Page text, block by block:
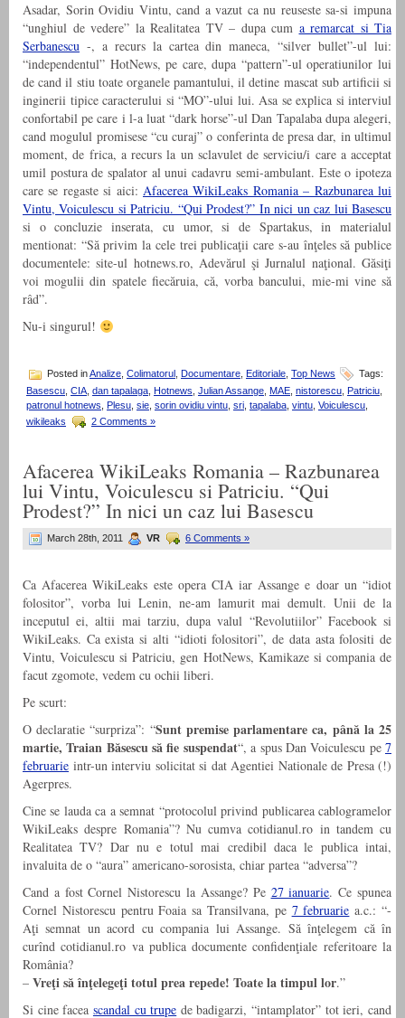
Asadar, Sorin Ovidiu Vintu, cand a vazut ca nu reuseste sa-si impuna
“unghiul de vedere” la Realitatea TV – dupa cum a remarcat si Tia
Serbanescu -, a recurs la cartea din maneca, “silver bullet”-ul lui:
“independentul” HotNews, pe care, dupa “pattern”-ul operatiunilor lui
de cand il stiu toate organele pamantului, il detine mascat sub artificii si
inginerii tipice caracterului si “MO”-ului lui. Asa se explica si interviul
confortabil pe care i l-a luat “dark horse”-ul Dan Tapalaba dupa alegeri,
cand mogulul promisese “cu curaj” o conferinta de presa dar, in ultimul
moment, de frica, a recurs la un sclavulet de serviciu/i care a acceptat
umil postura de spalator al unui cadavru semi-ambulant. Este o ipoteza
care se regaste si aici: Afacerea WikiLeaks Romania – Razbunarea lui
Vintu, Voiculescu si Patriciu. “Qui Prodest?” In nici un caz lui Basescu
si o concluzie inserata, cu umor, si de Spartakus, in materialul
mentionat: “Să privim la cele trei publicaţii care s-au înţeles să publice
documentele: site-ul hotnews.ro, Adevărul şi Jurnalul naţional. Găsiţi
voi mogulii din spatele fiecăruia, că, vorba bancului, mie-mi vine să
râd”.
Nu-i singurul!
Posted inAnalize Colimatorul Documentare Editoriale Top News
Tags:
Basescu, CIA, dan tapalaga, Hotnews, Julian Assange, MAE, nistorescu, Patriciu,
patronul hotnews, Plesu, sie, sorin ovidiu vintu, sri, tapalaba, vintu, Voiculescu,
wikileaks
2 Comments »
Afacerea WikiLeaks Romania – Razbunarea
lui Vintu, Voiculescu si Patriciu. “Qui
Prodest?” In nici un caz lui Basescu
March 28th, 2011 VR 6 Comments »
Ca Afacerea WikiLeaks este opera CIA iar Assange e doar un “idiot
folositor”, vorba lui Lenin, ne-am lamurit mai demult. Unii de la
inceputul ei, altii mai tarziu, dupa valul “Revolutiilor” Facebook si
WikiLeaks. Ca exista si alti “idioti folositori”, de data asta folositi de
Vintu, Voiculescu si Patriciu, gen HotNews, Kamikaze si compania de
facut zgomote, vedem cu ochii liberi.
Pe scurt:
O declaratie “surpriza”: “Sunt premise parlamentare ca, până la 25
martie, Traian Băsescu să fie suspendat“, a spus Dan Voiculescu pe7
februarie intr-un interviu solicitat si dat Agentiei Nationale de Presa (!)
Agerpres.
Cine se lauda ca a semnat “protocolul privind publicarea cablogramelor
WikiLeaks despre Romania”? Nu cumva cotidianul.ro in tandem cu
Realitatea TV? Dar nu e totul mai credibil daca le publica intai,
invaluita de o “aura” americano-sorosista, chiar partea “adversa”?
Cand a fost Cornel Nistorescu la Assange? Pe 27 ianuarie. Ce spunea
Cornel Nistorescu pentru Foaia sa Transilvana, pe 7 februarie a.c.: “-
Aţi semnat un acord cu compania lui Assange. Să înţelegem că în
curînd cotidianul.ro va publica documente confidenţiale referitoare la
România?
– Vreţi să înţelegeţi totul prea repede! Toate la timpul lor.”
Si cine facea scandal cu trupe de badigarzi, “intamplator” tot ieri, cand